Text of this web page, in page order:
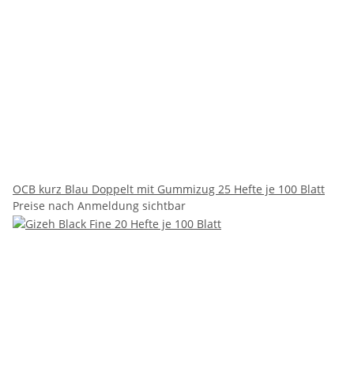
OCB kurz Blau Doppelt mit Gummizug 25 Hefte je 100 Blatt
Preise nach Anmeldung sichtbar